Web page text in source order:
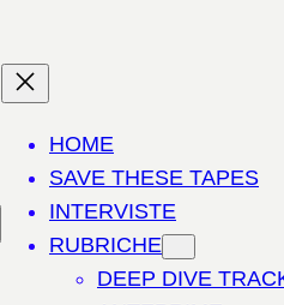
HOME
SAVE THESE TAPES
INTERVISTE
RUBRICHE
DEEP DIVE